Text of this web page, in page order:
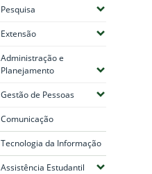
Pesquisa (Expandir submenus)
Extensão(Expandir submenus)
Administração e
Planejamento(Expandir submenus)
Gestão de Pessoas(Expandir submenus)
Comunicação
Tecnologia da Informação
Assistência Estudantil (Expandir